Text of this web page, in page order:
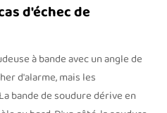
d'échec de
à bande avec un angle de
d'alarme, mais les
bande de soudure dérive en